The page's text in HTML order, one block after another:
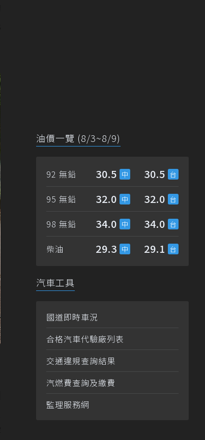
油價一覽 (8/3~8/9)
92 無鉛 30.5 30.5
95 無鉛 32.0 32.0
98 無鉛 34.0 34.0
柴油 29.3 29.1
汽車工具
國道即時車況
合格汽車代驗廠列表
交通違規查詢結果
汽燃費查詢及繳費
監理服務網